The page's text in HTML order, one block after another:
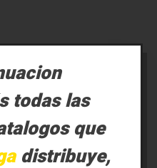
todas las
que
distribuye,